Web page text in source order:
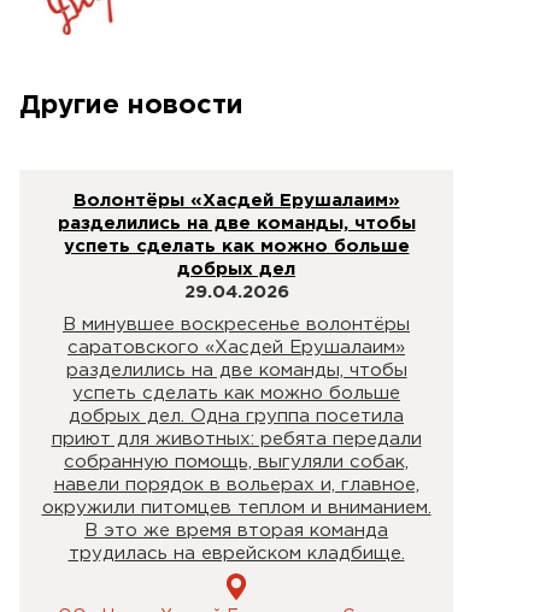
Другие новости
Волонтёры «Хасдей Ерушалаим»
разделились на две команды, чтобы
успеть сделать как можно больше
добрых дел
29.04.2026
В минувшее воскресенье волонтёры
саратовского «Хасдей Ерушалаим»
разделились на две команды, чтобы
успеть сделать как можно больше
добрых дел. Одна группа посетила
приют для животных: ребята передали
собранную помощь, выгуляли собак,
навели порядок в вольерах и, главное,
окружили питомцев теплом и вниманием.
В это же время вторая команда
трудилась на еврейском кладбище.